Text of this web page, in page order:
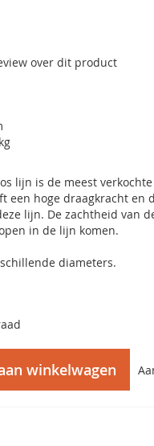
over dit product
lijn is de meest
een hoge draagkracht en
lijn. De zachtheid van
in de lijn komen.
diameters.
winkelwagen